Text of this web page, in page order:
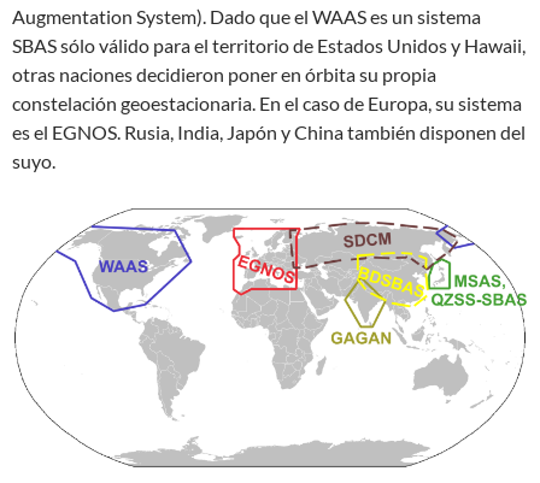
Augmentation System). Dado que el WAAS es un sistema
SBAS sólo válido para el territorio de Estados Unidos y Hawaii,
otras naciones decidieron poner en órbita su propia
constelación geoestacionaria. En el caso de Europa, su sistema
es el EGNOS. Rusia, India, Japón y China también disponen del
suyo.